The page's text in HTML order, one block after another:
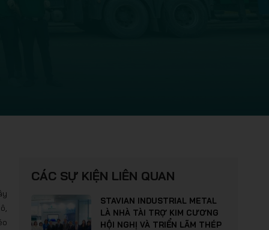
CÁC SỰ KIỆN LIÊN QUAN
STAVIAN INDUSTRIAL METAL
LÀ NHÀ TÀI TRỢ KIM CƯƠNG
HỘI NGHỊ VÀ TRIỂN LÃM THÉP